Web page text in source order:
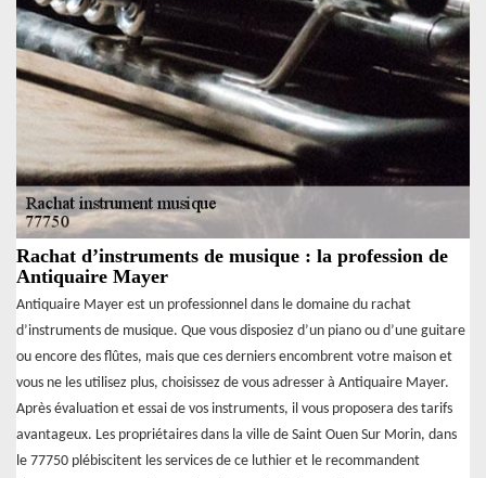
Rachat d’instruments de musique : la profession de
Antiquaire Mayer
Antiquaire Mayer est un professionnel dans le domaine du rachat
d’instruments de musique. Que vous disposiez d’un piano ou d’une guitare
ou encore des flûtes, mais que ces derniers encombrent votre maison et
vous ne les utilisez plus, choisissez de vous adresser à Antiquaire Mayer.
Après évaluation et essai de vos instruments, il vous proposera des tarifs
avantageux. Les propriétaires dans la ville de Saint Ouen Sur Morin, dans
le 77750 plébiscitent les services de ce luthier et le recommandent